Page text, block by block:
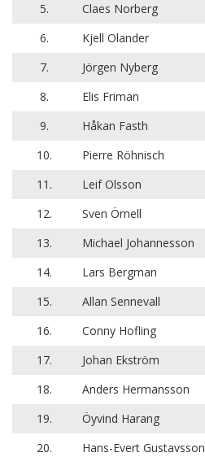
5.
Claes Norberg
6.
Kjell Olander
7.
Jörgen Nyberg
8.
Elis Friman
9.
Håkan Fasth
10.
Pierre Röhnisch
11.
Leif Olsson
12.
Sven Örnell
13.
Michael Johannesson
14.
Lars Bergman
15.
Allan Sennevall
16.
Conny Hofling
17.
Johan Ekström
18.
Anders Hermansson
19.
Öyvind Harang
20.
Hans-Evert Gustavsson